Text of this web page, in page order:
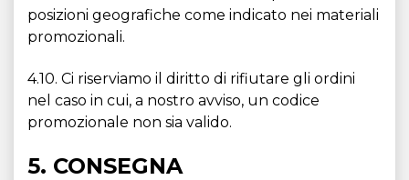
posizioni geografiche come indicato nei materiali
promozionali.
4.10. Ci riserviamo il diritto di rifiutare gli ordini
nel caso in cui, a nostro avviso, un codice
promozionale non sia valido.
5. CONSEGNA